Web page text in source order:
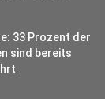
33 Prozent der
sind bereits